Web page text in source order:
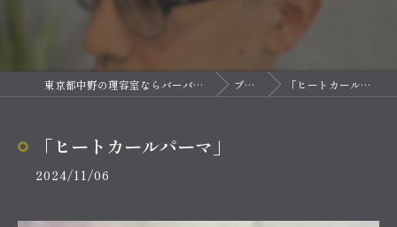
東京都中野の理容室ならバーバーバー 中野 ブログ 「ヒートカールパーマ」
「ヒートカールパーマ」
2024/11/06